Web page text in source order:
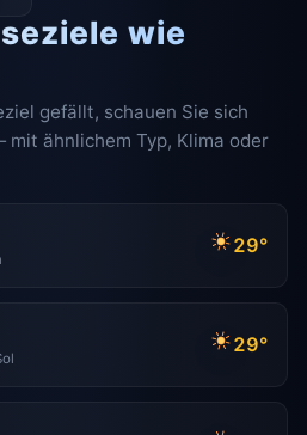
wie
gefällt, schauen Sie sich
ähnlichem Typ, Klima oder
29°
29°